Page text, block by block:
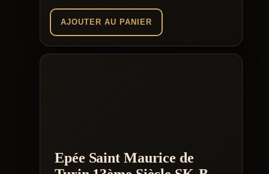
AJOUTER AU PANIER
Epée Saint Maurice de